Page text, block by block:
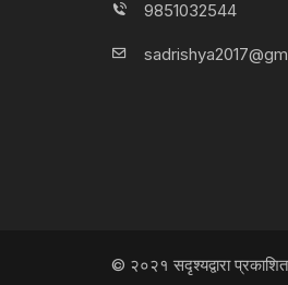
9851032544
© २०२१ सदृश्यद्वारा प्रकाशित/